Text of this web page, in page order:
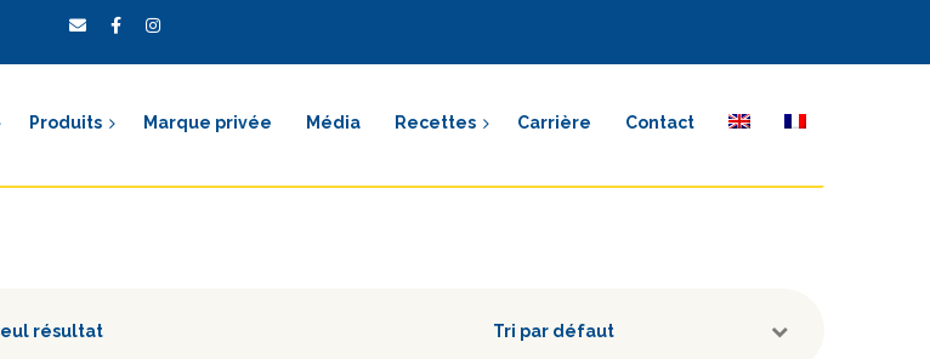
Produits Marque privée Média Recettes Carrière Contact
résultat